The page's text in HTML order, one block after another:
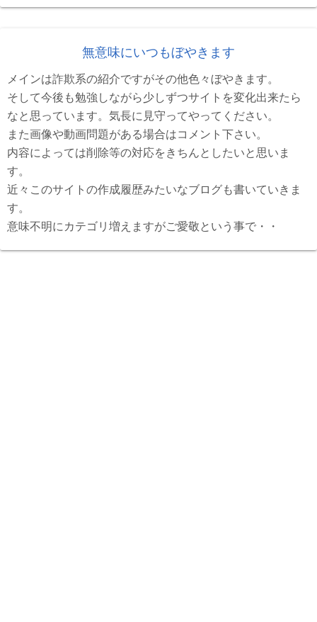
無意味にいつもぼやきます
メインは詐欺系の紹介ですがその他色々ぼやきます。
そして今後も勉強しながら少しずつサイトを変化出来たら
なと思っています。気長に見守ってやってください。
また画像や動画問題がある場合はコメント下さい。
内容によっては削除等の対応をきちんとしたいと思いま
す。
近々このサイトの作成履歴みたいなブログも書いていきま
す。
意味不明にカテゴリ増えますがご愛敬という事で・・